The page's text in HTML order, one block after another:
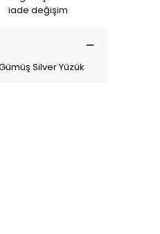
iade değişim
Silver Yüzük